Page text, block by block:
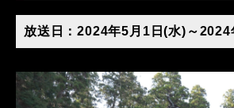
放送日：2024年5月1日(水)～